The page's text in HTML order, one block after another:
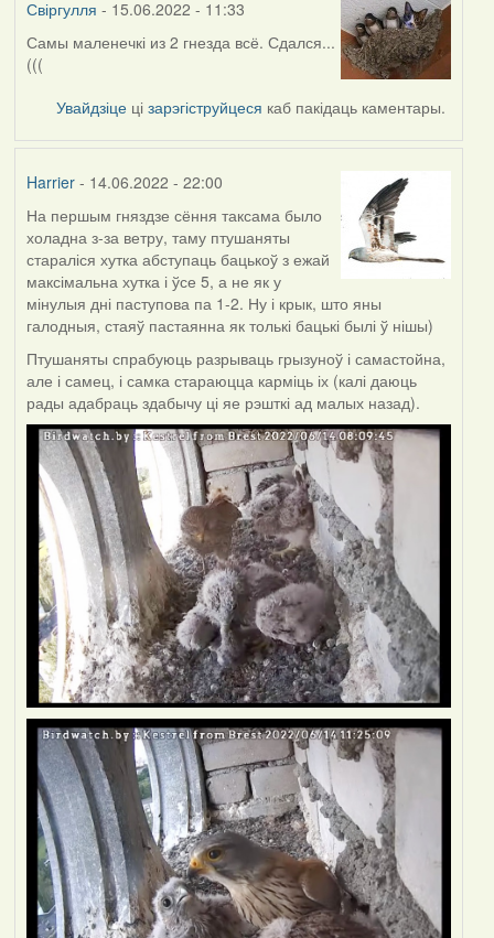
Свіргулля - 15.06.2022 - 11:33
Самы маленечкі из 2 гнезда всё. Сдался...
(((
Увайдзіце цізарэгіструйцеся каб пакідаць каментары.
Harrier- 14.06.2022 - 22:00
На першым гняздзе сёння таксама было
холадна з-за ветру, таму птушаняты
стараліся хутка абступаць бацькоў з ежай
максімальна хутка і ўсе 5, а не як у
мінулыя дні паступова па 1-2. Ну і крык, што яны
галодныя, стаяў пастаянна як толькі бацькі былі ў нішы)
Птушаняты спрабуюць разрываць грызуноў і самастойна,
але і самец, і самка стараюцца карміць іх (калі даюць
рады адабраць здабычу ці яе рэшткі ад малых назад).